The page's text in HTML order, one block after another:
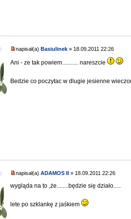
napisał(a)Basiulinek » 18.09.2011 22:26
Ani - ze tak powiem........... nareszcie
Bedzie co poczytac w dlugie jesienne
napisał(a)ADAMOS II » 18.09.2011 22:26
wygląda na to ,że........będzie się działo.....
lete po szklankę z jaśkiem